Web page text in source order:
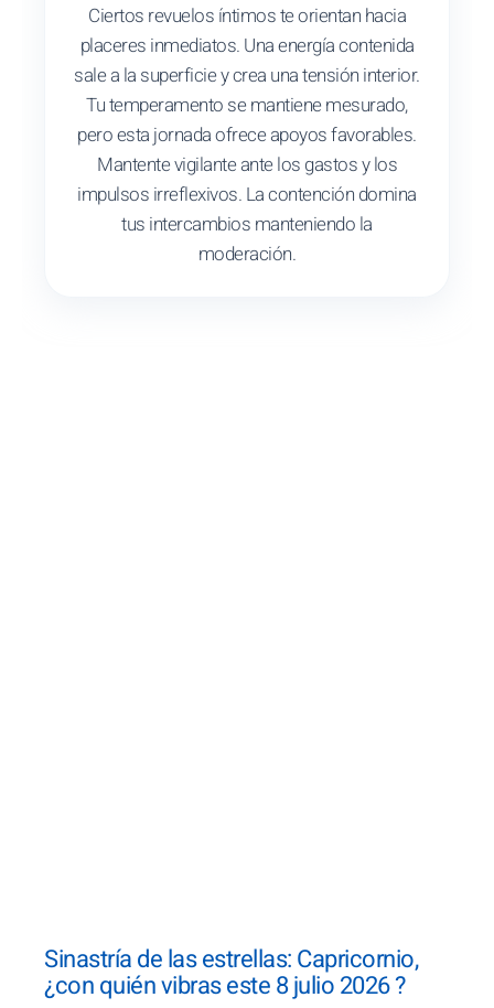
Ciertos revuelos íntimos te orientan hacia
placeres inmediatos. Una energía contenida
sale a la superficie y crea una tensión interior.
Tu temperamento se mantiene mesurado,
pero esta jornada ofrece apoyos favorables.
Mantente vigilante ante los gastos y los
impulsos irreflexivos. La contención domina
tus intercambios manteniendo la
moderación.
Sinastría de las estrellas: Capricornio,
¿con quién vibras este 8 julio 2026 ?